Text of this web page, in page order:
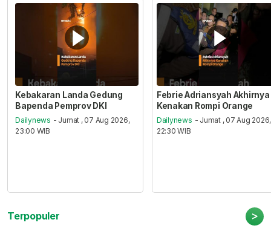
Kebakaran Landa Gedung
Bapenda Pemprov DKI
Dailynews - Jumat , 07 Aug 2026,
23:00 WIB
Febrie Adriansyah Akhirnya
Kenakan Rompi Orange
Dailynews - Jumat , 07 Aug 2026,
22:30 WIB
Terpopuler >